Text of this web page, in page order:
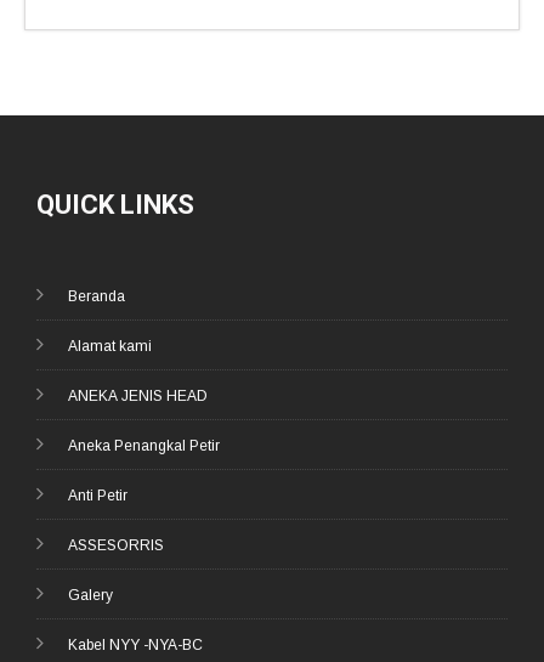
QUICK LINKS
Beranda
Alamat kami
ANEKA JENIS HEAD
Aneka Penangkal Petir
Anti Petir
ASSESORRIS
Galery
Kabel NYY -NYA-BC